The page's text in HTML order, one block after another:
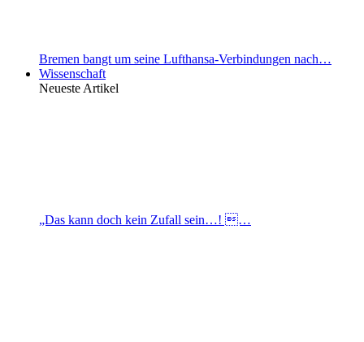
Bremen bangt um seine Lufthansa-Verbindungen nach…
Wissenschaft
Neueste Artikel
„Das kann doch kein Zufall sein…! …